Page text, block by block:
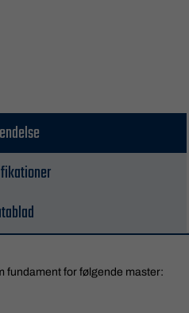
fundament for følgende master: